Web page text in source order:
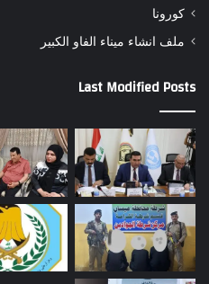
كورونا
ملف انشاء ميناء الفاو الكبير
Last Modified Posts